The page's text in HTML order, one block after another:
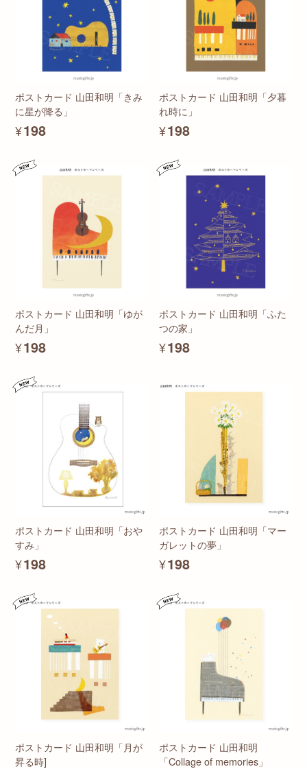
ポストカード 山田和明「きみ
に星が降る」
¥198
ポストカード 山田和明「夕暮
れ時に」
¥198
ポストカード 山田和明「ゆが
んだ月」
¥198
ポストカード 山田和明「ふた
つの家」
¥198
ポストカード 山田和明「おや
すみ」
¥198
ポストカード 山田和明「マー
ガレットの夢」
¥198
ポストカード 山田和明「月が
昇る時]
ポストカード 山田和明
「Collage of memories」